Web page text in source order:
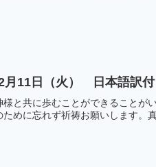
月11日（火） 日本語訳付
様と共に歩むことができるこ
めに忘れず祈祷お願いします。